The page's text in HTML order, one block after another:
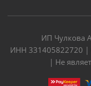
ИП Чулкова
ИНН 331405822720
| Не